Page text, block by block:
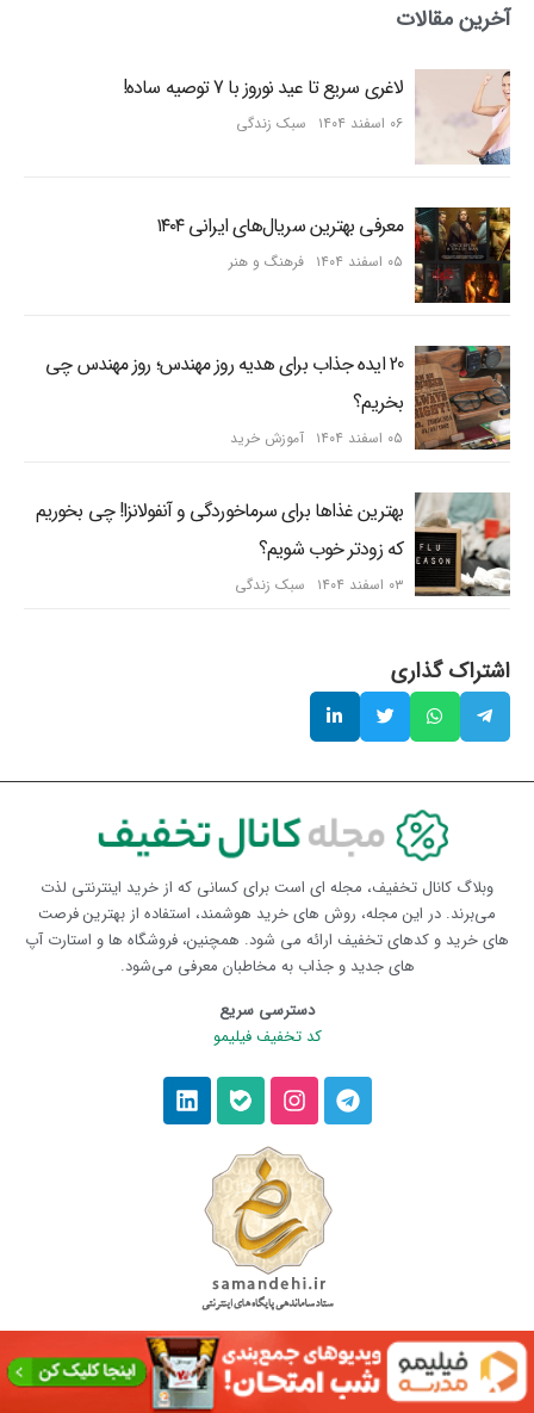
آخرین مقالات
لاغری سریع تا عید نوروز با 7 توصیه ساده!
۰۶ اسفند ۱۴۰۴ سبک زندگی
معرفی بهترین سریال‌های ایرانی ۱۴۰۴
۰۵ اسفند ۱۴۰۴ فرهنگ و هنر
20 ایده جذاب برای هدیه روز مهندس؛ روز مهندس چی
بخریم؟
۰۵ اسفند ۱۴۰۴ آموزش خرید
بهترین غذاها برای سرماخوردگی و آنفولانزا! چی بخوریم
که زودتر خوب شویم؟
۰۳ اسفند ۱۴۰۴ سبک زندگی
اشتراک گذاری
وبلاگ کانال تخفیف، مجله ای است برای کسانی که از خرید اینترنتی لذت
می‌برند. در این مجله، روش های خرید هوشمند، استفاده از بهترین فرصت
های خرید و کدهای تخفیف ارائه می شود. همچنین، فروشگاه ها و استارت آپ
های جدید و جذاب به مخاطبان معرفی می‌شود.
دسترسی سریع
کد تخفیف فیلیمو
© صاحب امتیاز تمامی حقوق وبلاگ، کانال تخفیفمی‌باشد.
1405 – 1395